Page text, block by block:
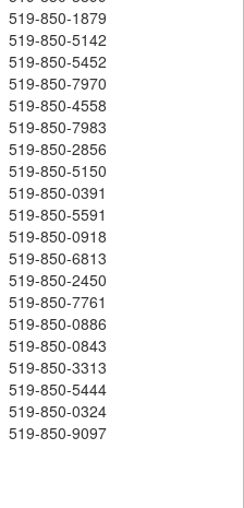
519-850-1879
519-850-5142
519-850-5452
519-850-7970
519-850-4558
519-850-7983
519-850-2856
519-850-5150
519-850-0391
519-850-5591
519-850-0918
519-850-6813
519-850-2450
519-850-7761
519-850-0886
519-850-0843
519-850-3313
519-850-5444
519-850-0324
519-850-9097